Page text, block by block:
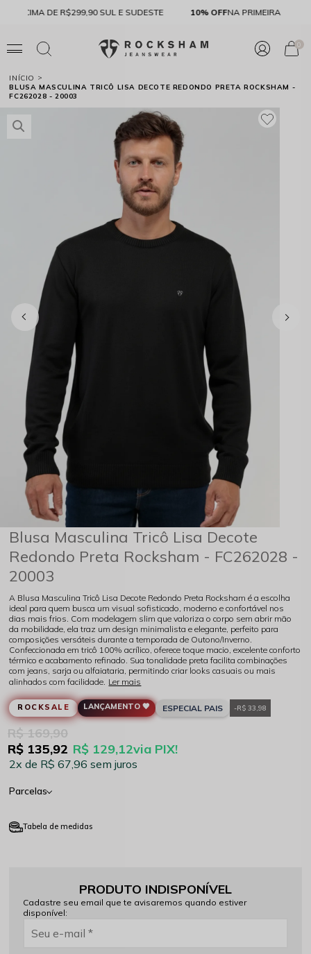
FRETE GRÁTISACIMA DE R$299,90 SUL E SUDESTE
0
INÍCIO
BLUSA MASCULINA TRICÔ LISA DECOTE REDONDO PRETA ROCKSHAM -
FC262028 - 20003
Blusa Masculina Tricô Lisa Decote
Redondo Preta Rocksham - FC262028 -
20003
A Blusa Masculina Tricô Lisa Decote Redondo Preta Rocksham é a escolha
ideal para quem busca um visual sofisticado, moderno e confortável nos
dias mais frios. Com modelagem slim que valoriza o corpo sem abrir mão
da mobilidade, ela traz um design minimalista e elegante, perfeito para
composições versáteis durante a temporada de Outono/Inverno.
Confeccionada em tricô 100% acrílico, oferece toque macio, excelente conforto
térmico e acabamento refinado. Sua tonalidade preta facilita combinações
com jeans, sarja ou alfaiataria, permitindo criar looks casuais ou mais
alinhados com facilidade. Ler mais
ROCKSALE LANÇAMENTO 🖤 ESPECIAL PAIS R$ 33,98
R$ 129,12via PIX!
R$ 169,90
R$ 135,92
2x R$ 67,96sem juros
Parcelas
Tabela de medidas
PRODUTO INDISPONÍVEL
Cadastre seu email que te avisaremos quando estiver
disponível: